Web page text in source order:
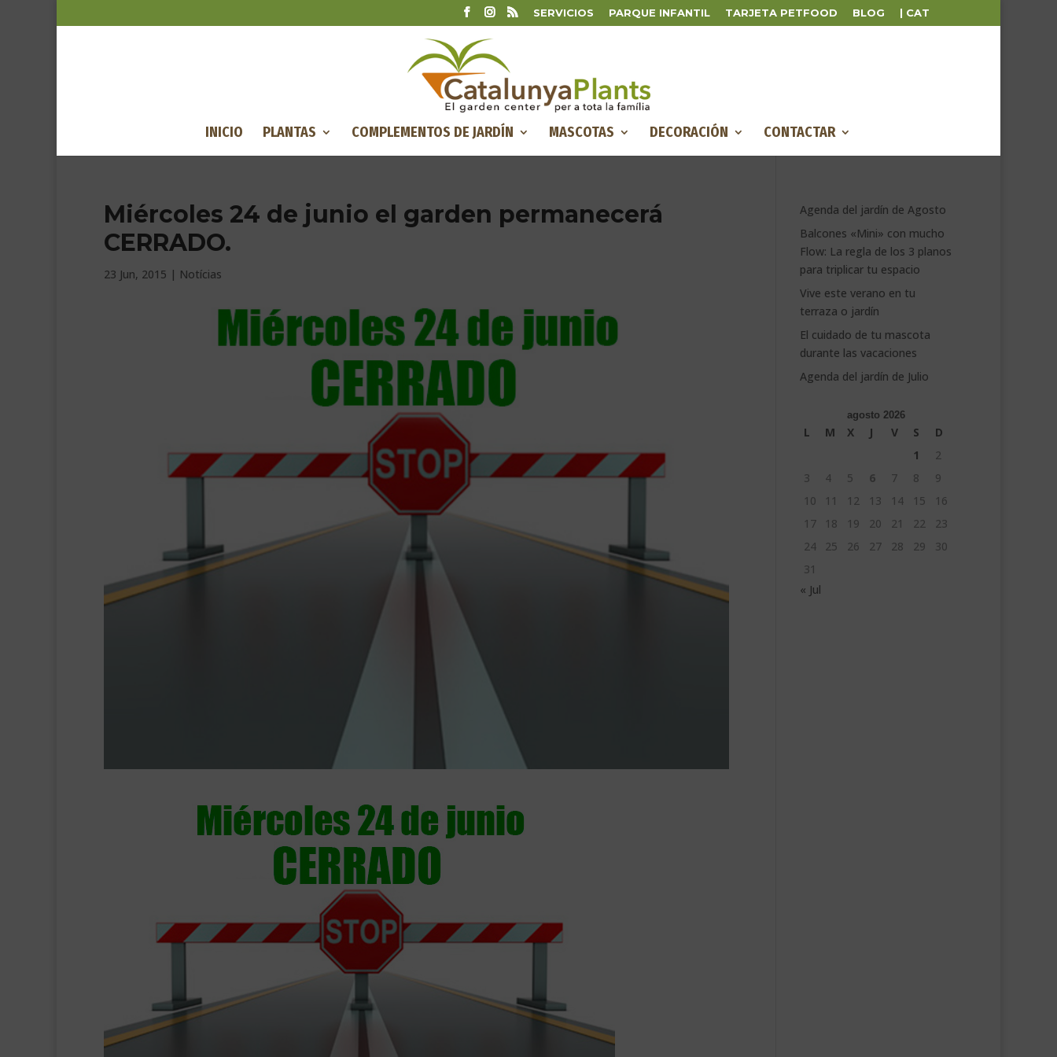
SERVICIOS PARQUE INFANTIL TARJETA PETFOOD BLOG | CAT
INICIO PLANTAS COMPLEMENTOS DE JARDÍN MASCOTAS DECORACIÓN CONTACTAR
Miércoles 24 de junio el garden permanecerá
CERRADO.
23 Jun, 2015 | Notícias
Agenda del jardín de Agosto
Balcones «Mini» con mucho
Flow: La regla de los 3 planos
para triplicar tu espacio
Vive este verano en tu
terraza o jardín
El cuidado de tu mascota
durante las vacaciones
Agenda del jardín de Julio
agosto 2026
L M X J V S
D
1
2
3
4 5 6 7 8
9
10
11 12 13 14 15
16
17
18 19 20 21 22
23
24
25 26 27 28 29
30
31
« Jul